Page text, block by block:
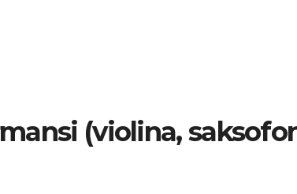
(violina,